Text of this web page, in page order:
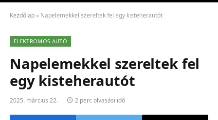
Kezdőlap » Napelemekkel szereltek fel egy kisteherautót
ELEKTROMOS AUTÓ
Napelemekkel szereltek fel
egy kisteherautót
2025. március 22. 2 perc olvasási idő